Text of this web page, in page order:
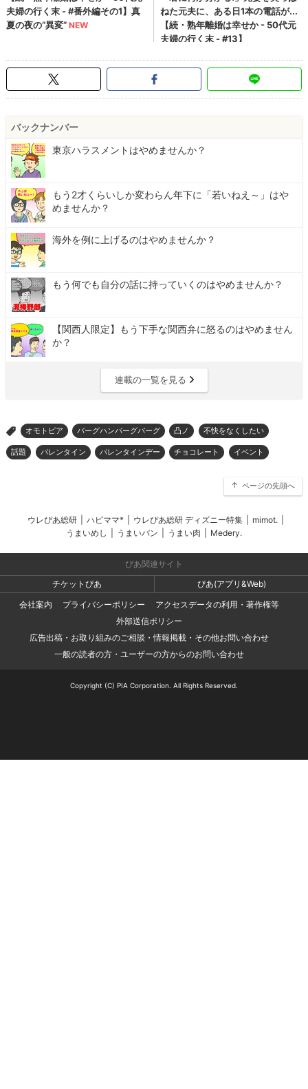
バックナンバー
東京ハラスメントはやめませんか？
もう2才くらいしか変わらん年下に「若いねえ～」はや
めませんか？
海外を例に上げるのはやめませんか？
もう何でも自分の話に持っていくのはやめませんか？
【関西人限定】もう下手な関西弁に怒るのはやめません
か？
連載の一覧を見る
> オモトピア バーグハンバーグバーグ 凸ノ 不快をなくしたい
話題 バレンタイン バレンタインデー チョコレート イベント
ページの先頭へ
ウレぴあ総研 ハピママ* ウレぴあ総研 ディズニー特集 mimot.
うまいめし
うまいパン うまい肉 Medery.
ぴあ関連サイト
チケットぴあ
ぴあ(アプリ&Web)
会社案内
プライバシーポリシー
アクセスデータの利用・著作権等
外部送信ポリシー
広告出稿・お取り組みのご相談・情報掲載・その他お問い合わせ
一般の読者の方・ユーザーの方からのお問い合わせ
Copyright (C) PIA Corporation. All Rights Reserved.